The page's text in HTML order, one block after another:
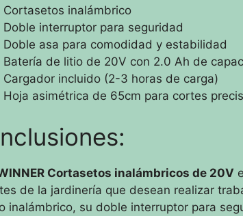
Cortasetos inalámbrico
Doble interruptor para seguridad
Doble asa para comodidad y estabilidad
Batería de litio de 20V con 2.0 Ah de
Cargador incluido (2-3 horas de carga)
Hoja asimétrica de 65cm para cortes
Cortasetos inalámbricos de 20V
de la jardinería que desean realizar
inalámbrico, su doble interruptor para